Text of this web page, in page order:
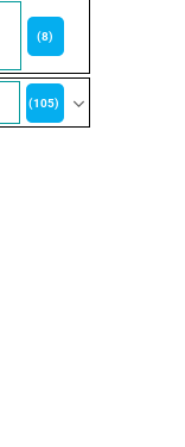
(8)
(105)